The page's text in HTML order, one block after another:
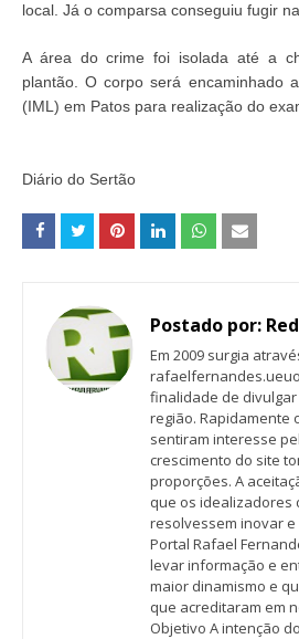
local. Já o comparsa conseguiu fugir
A área do crime foi isolada até a
plantão. O corpo será encaminhado
(IML) em Patos para realização do
Diário do Sertão
Postado por:
Em 2009 surgia
finalidade de
região. Rapidamente
sentiram interesse
crescimento do site
proporções. A
que os idealizadores
resolvessem inovar e
Portal Rafael
levar informação e
maior dinamismo e
que acreditaram em
Objetivo A intenção